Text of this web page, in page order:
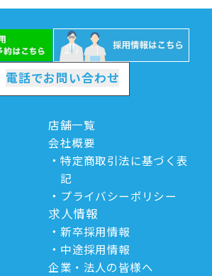
電話でお問い合わせ
店舗一覧
会社概要
特定商取引法に基づく表
記
プライバシーポリシー
求人情報
新卒採用情報
中途採用情報
企業・法人の皆様へ